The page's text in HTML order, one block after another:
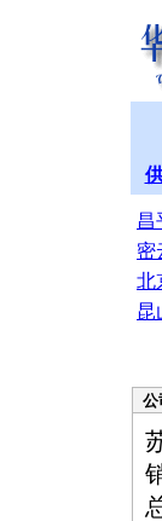
昌
密
北
昆
公